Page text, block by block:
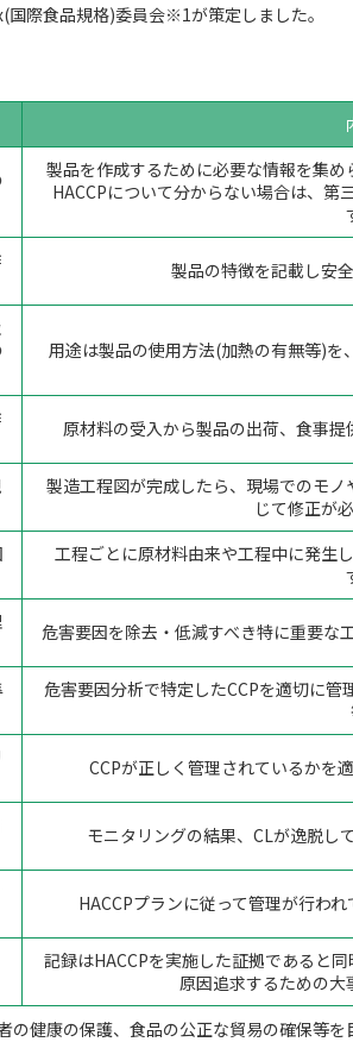
国際食品規格)委員会※1が策定しました。
製品を作成するために必要な情報を集め
HACCPについて分からない場合は、第
製品の特徴を記載し安
用途は製品の使用方法(加熱の有無等)を
原材料の受入から製品の出荷、食事提
製造工程図が完成したら、現場でのモ
じて修正が
工程ごとに原材料由来や工程中に発生
危害要因を除去・低減すべき特に重要な
危害要因分析で特定したCCPを適切に
CCPが正しく管理されているかを
モニタリングの結果、CLが逸脱し
HACCPプランに従って管理が行わ
記録はHACCPを実施した証拠であると
原因追求するための大
健康の保護、食品の公正な貿易の確保等を